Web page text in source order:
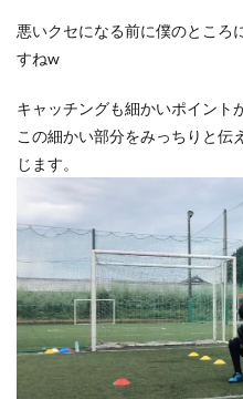
悪いクセになる前に僕のところ
すねw
キャッチングも細かいポイント
この細かい部分をみっちりと伝
じます。